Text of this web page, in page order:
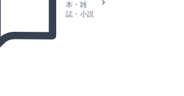
本・雑
誌・小説